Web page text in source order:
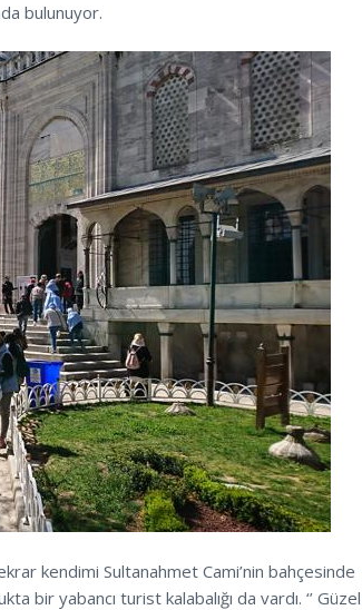
bulunuyor.
kendimi Sultanahmet Cami’nin bahçesinde
bir yabancı turist kalabalığı da vardı. ‘’ Güzel